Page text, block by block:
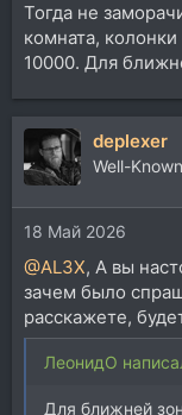
Тогда не
комната,
10000. Для
deplexer
Well-
18 Май 2026
@AL3X, А вы
зачем было
расскажете,
ЛеонидО
Для ближней